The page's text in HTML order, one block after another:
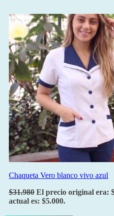
Chaqueta Vero blanco vivo azul
$31.980 El precio original era:
actual es: $5.000.